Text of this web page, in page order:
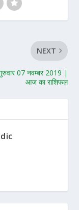
NEXT
07 नवम्बर 2019 |
आज का राशिफल